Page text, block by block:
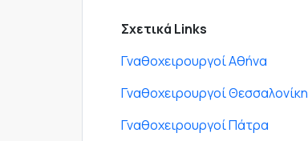
Σχετικά Links
Γναθοχειρουργοί Αθήνα
Γναθοχειρουργοί Θεσσαλονίκη
Γναθοχειρουργοί Πάτρα